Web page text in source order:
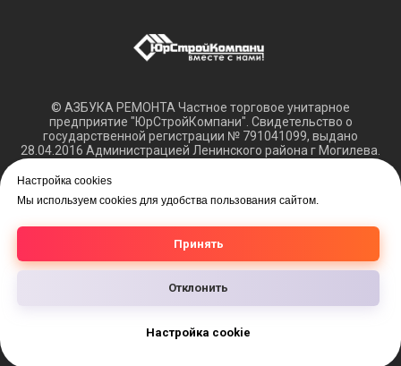
Настройка cookies
Мы используем cookies для удобства пользования сайтом.
Принять
Отклонить
Настройка cookie
© АЗБУКА РЕМОНТА Частное торговое унитарное
предприятие "ЮрСтройКомпани". Свидетельство о
государственной регистрации № 791041099, выдано
28.04.2016 Администрацией Ленинского района г Могилева.
Обращаем ваше внимание, что вся представленная
информация касающаяся технических характеристик,
офертой.